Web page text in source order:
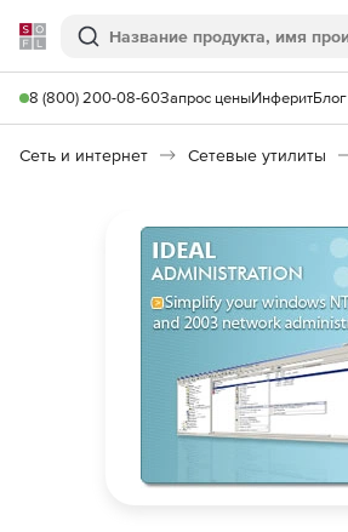
Softline
Поиск
8 (800) 200-08-60Запрос ценыИнферитБлог
Сеть и интернет Сетевые утилиты